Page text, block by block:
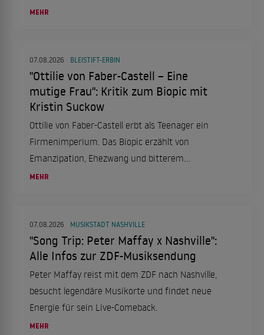
MEHR
07.08.2026 BLEISTIFT-ERBIN
"Ottilie von Faber-Castell – Eine
mutige Frau": Kritik zum Biopic mit
Kristin Suckow
Ottilie von Faber-Castell erbt als Teenager ein
Firmenimperium. Das Biopic erzählt von
Emanzipation, Ehezwang und bitterem
Scheitern.
MEHR
07.08.2026 MUSIKSTADT NASHVILLE
"Song Trip: Peter Maffay x Nashville":
Alle Infos zur ZDF-Musiksendung
Peter Maffay reist mit dem ZDF nach Nashville,
besucht legendäre Musikorte und findet neue
Energie für sein Live-Comeback.
MEHR